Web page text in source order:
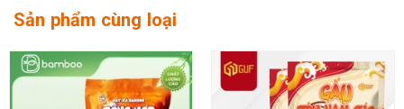
Sản phẩm cùng loại